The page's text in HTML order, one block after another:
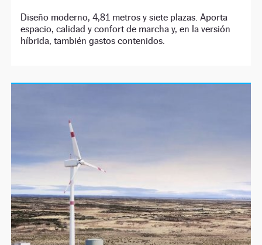
Diseño moderno, 4,81 metros y siete plazas. Aporta
espacio, calidad y confort de marcha y, en la versión
híbrida, también gastos contenidos.